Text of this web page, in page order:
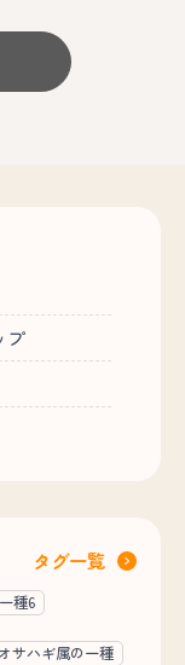
プ
タグ一覧
種6
サハギ属の一種